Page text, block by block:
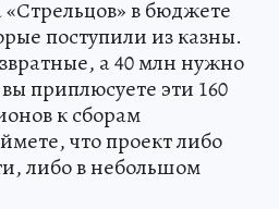
в бюджете
поступили из казны.
а 40 млн нужно
приплюсуете эти 160
к сборам
что проект либо
либо в небольшом